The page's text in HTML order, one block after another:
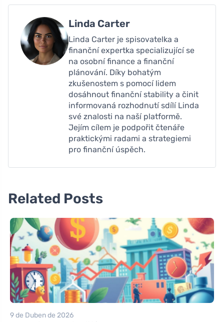
Linda Carter
Linda Carter je spisovatelka a
finanční expertka specializující se
na osobní finance a finanční
plánování. Díky bohatým
zkušenostem s pomocí lidem
dosáhnout finanční stability a činit
informovaná rozhodnutí sdílí Linda
své znalosti na naší platformě.
Jejím cílem je podpořit čtenáře
praktickými radami a strategiemi
pro finanční úspěch.
Related Posts
9 de Duben de 2026